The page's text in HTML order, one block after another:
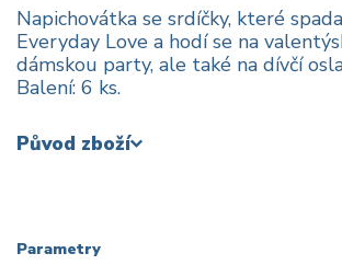
Napichovátka se srdíčky, které
Everyday Love a hodí se na
dámskou party, ale také na dívčí
Balení: 6 ks.
Původ zboží
Parametry